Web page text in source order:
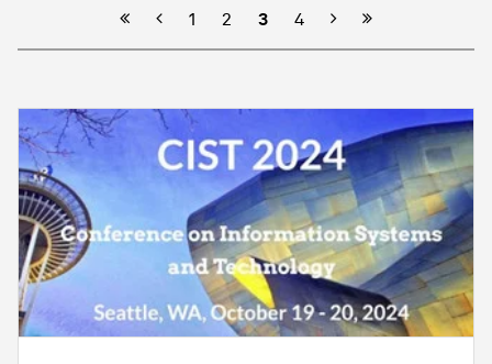
Vorherige
1 2 3 4 Nächste